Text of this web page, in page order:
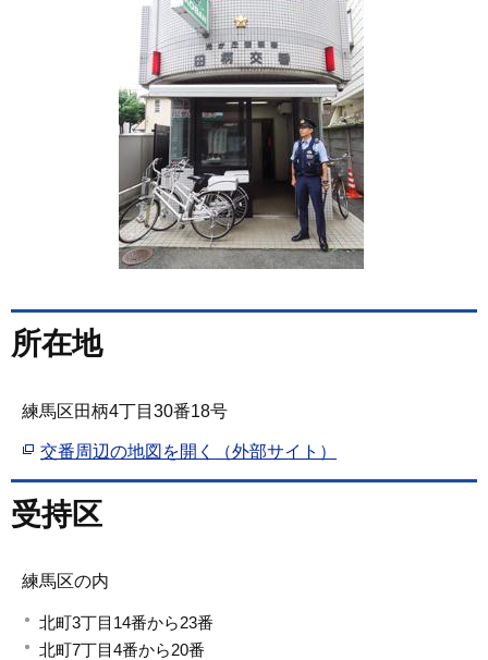
所在地
練馬区田柄4丁目30番18号
交番周辺の地図を開く（外部サイト）
受持区
練馬区の内
北町3丁目14番から23番
北町7丁目4番から20番